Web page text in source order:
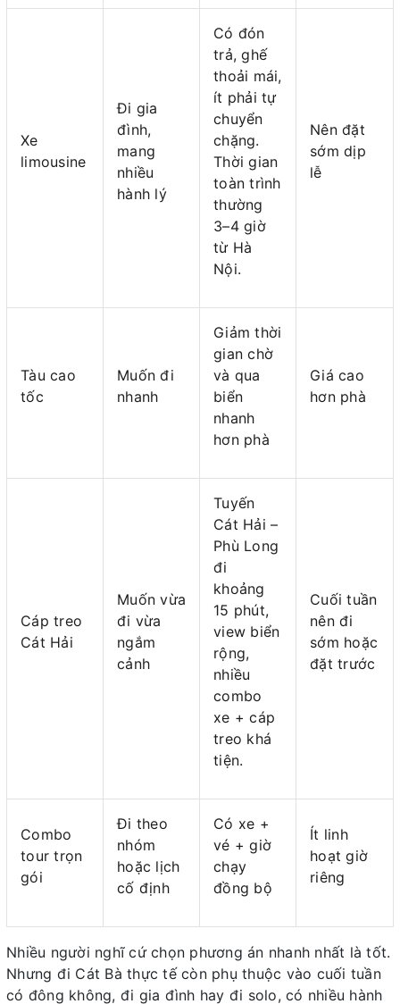
Xe
limousine
Đi gia
đình,
mang
nhiều
hành lý
Có đón
trả, ghế
thoải mái,
ít phải tự
chuyển
chặng.
Thời gian
toàn trình
thường
3–4 giờ
từ Hà
Nội.
Nên đặt
sớm dịp
lễ
Tàu cao
tốc
Muốn đi
nhanh
Giảm thời
gian chờ
và qua
biển
nhanh
hơn phà
Giá cao
hơn phà
Cáp treo
Cát Hải
Muốn vừa
đi vừa
ngắm
cảnh
Tuyến
Cát Hải –
Phù Long
đi
khoảng
15 phút,
view biển
rộng,
nhiều
combo
xe + cáp
treo khá
tiện.
Cuối tuần
nên đi
sớm hoặc
đặt trước
Combo
tour trọn
gói
Đi theo
nhóm
hoặc lịch
cố định
Có xe +
vé + giờ
chạy
đồng bộ
Ít linh
hoạt giờ
riêng
Nhiều người nghĩ cứ chọn phương án nhanh nhất là tốt.
Nhưng đi Cát Bà thực tế còn phụ thuộc vào cuối tuần
có đông không, đi gia đình hay đi solo, có nhiều hành